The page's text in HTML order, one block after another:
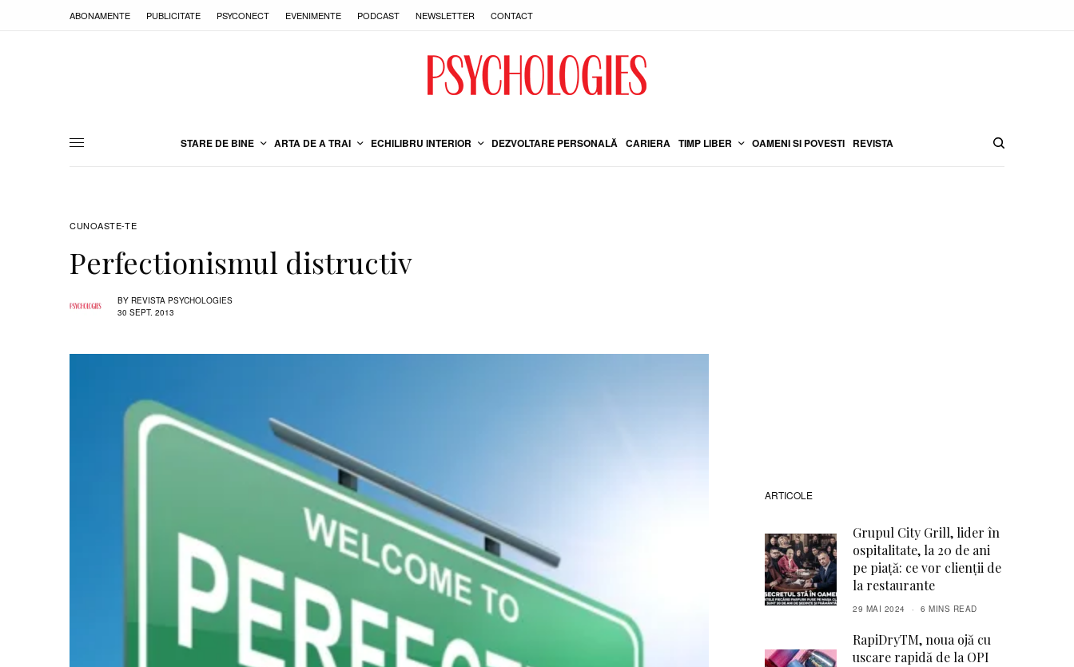
ABONAMENTE PUBLICITATE PSYCONECT EVENIMENTE PODCAST NEWSLETTER CONTACT
STARE DE BINE ARTA DE A TRAI ECHILIBRU INTERIOR DEZVOLTARE PERSONALĂ CARIERA TIMP LIBER OAMENI SI POVESTI REVISTA
CUNOASTE-TE
Perfectionismul distructiv
BY REVISTA PSYCHOLOGIES
30 SEPT. 2013
ARTICOLE
Grupul City Grill, lider în
ospitalitate, la 20 de ani
pe piață: ce vor clienții de
la restaurante
29 MAI 2024 6 MINS READ
RapiDryTM, noua ojă cu
uscare rapidă de la OPI